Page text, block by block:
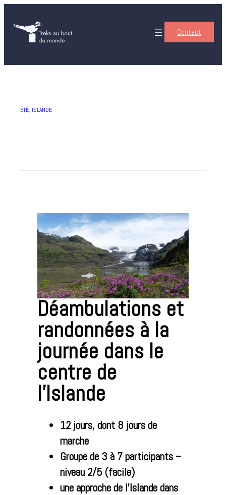
Contact
ETÉ, ISLANDE
Déambulations et
randonnées à la
journée dans le
centre de
l’Islande
12 jours, dont 8 jours de
marche
Groupe de 3 à 7 participants –
niveau 2/5 (facile)
une approche de l’Islande dans